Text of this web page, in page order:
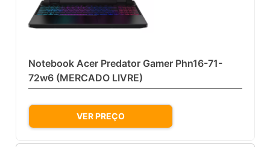
Notebook Acer Predator Gamer Phn16-71-
72w6 (MERCADO LIVRE)
VER PREÇO